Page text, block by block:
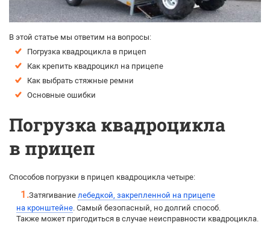
В этой статье мы ответим на вопросы:
Погрузка квадроцикла в прицеп
Как крепить квадроцикл на прицепе
Как выбрать стяжные ремни
Основные ошибки
Погрузка квадроцикла
в прицеп
Способов погрузки в прицеп квадроцикла четыре:
Затягивание лебедкой, закрепленной на прицепе
на кронштейне . Самый безопасный, но долгий способ.
Также может пригодиться в случае неисправности квадроцикла.